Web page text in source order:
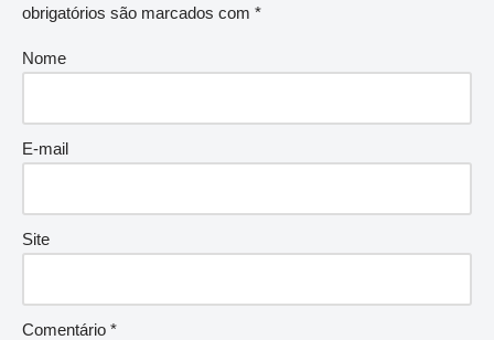
obrigatórios são marcados com *
Nome
E-mail
Site
Comentário *